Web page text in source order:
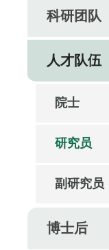
科研团队
人才队伍
院士
研究员
副研究员
博士后